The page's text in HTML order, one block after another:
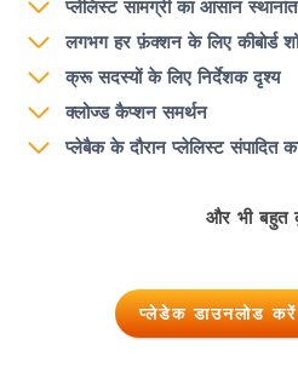
प्लेलिस्ट सामग्री का आसान
लगभग हर फ़ंक्शन के लिए कीबोर्ड
क्रू सदस्यों के लिए निर्देशक दृश्य
क्लोज्ड कैप्शन समर्थन
प्लेबैक के दौरान प्लेलिस्ट संपादित
और भी
प्लेडेक डाउनलोड